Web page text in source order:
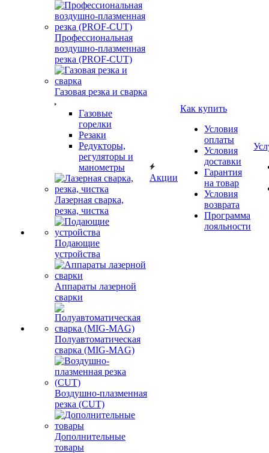
Профессиональная
воздушно-плазменная
резка (PROF-CUT)
Газовая резка и сварка
Газовые
горелки
Резаки
Редукторы,
регуляторы и
манометры
Лазерная сварка,
резка, чистка
Подающие
устройства
Аппараты лазерной
сварки
Полуавтоматическая
сварка (MIG-MAG)
Воздушно-плазменная
резка (CUT)
Дополнительные
товары
Акции
Как купить
Условия
оплаты
Условия
доставки
Гарантия
на товар
Условия
возврата
Программа
лояльности